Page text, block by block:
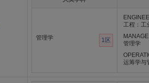
管理学 1区
工程：工
管理学
运筹学与